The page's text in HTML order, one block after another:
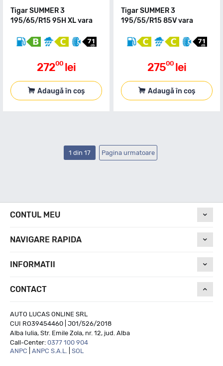
Tigar SUMMER 3
195/65/R15 95H XL vara
27200 lei
Adaugă în coș
Tigar SUMMER 3
195/55/R15 85V vara
27500 lei
Adaugă în coș
1 din 17 Pagina urmatoare
CONTUL MEU
NAVIGARE RAPIDA
INFORMATII
CONTACT
AUTO LUCAS ONLINE SRL
CUI RO39454460 | J01/526/2018
Alba Iulia, Str. Emile Zola, nr. 12, jud. Alba
Call-Center: 0377 100 904
ANPC
ANPC S.A.L. SOL